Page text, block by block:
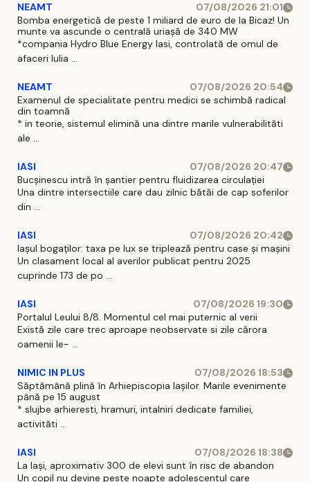
NEAMT
07/08/2026 21:01
Bomba energetică de peste 1 miliard de euro de la Bicaz! Un
munte va ascunde o centrală uriașă de 340 MW
*compania Hydro Blue Energy Iasi, controlată de omul de
afaceri Iulia ...
NEAMT
07/08/2026 20:54
Examenul de specialitate pentru medici se schimbă radical
din toamnă
* in teorie, sistemul elimină una dintre marile vulnerabilităti
ale ...
IASI
07/08/2026 20:47
Bucșinescu intră în șantier pentru fluidizarea circulației
Una dintre intersectiile care dau zilnic bătăi de cap soferilor
din ...
IASI
07/08/2026 20:42
Iașul bogaților: taxa pe lux se triplează pentru case și mașini
Un clasament local al averilor publicat pentru 2025
cuprinde 173 de po ...
IASI
07/08/2026 19:30
Portalul Leului 8/8. Momentul cel mai puternic al verii
Există zile care trec aproape neobservate si zile cărora
oamenii le- ...
NIMIC IN PLUS
07/08/2026 18:53
Săptămână plină în Arhiepiscopia Iașilor. Marile evenimente
până pe 15 august
* slujbe arhieresti, hramuri, intalniri dedicate familiei,
activităti ...
IASI
07/08/2026 18:38
La Iași, aproximativ 300 de elevi sunt în risc de abandon
Un copil nu devine peste noapte adolescentul care